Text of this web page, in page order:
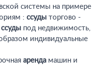
системы на примере
: ссуды торгово -
ссуды под недвижимость,
индивидуальные
аренда машин и